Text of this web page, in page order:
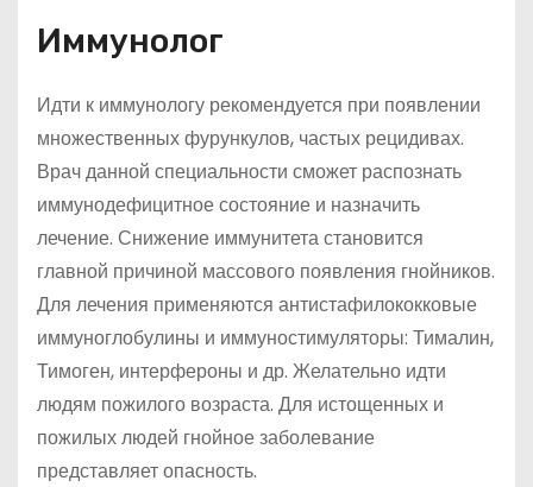
Иммунолог
Идти к иммунологу рекомендуется при появлении
множественных фурункулов, частых рецидивах.
Врач данной специальности сможет распознать
иммунодефицитное состояние и назначить
лечение. Снижение иммунитета становится
главной причиной массового появления гнойников.
Для лечения применяются антистафилококковые
иммуноглобулины и иммуностимуляторы: Тималин,
Тимоген, интерфероны и др. Желательно идти
людям пожилого возраста. Для истощенных и
пожилых людей гнойное заболевание
представляет опасность.